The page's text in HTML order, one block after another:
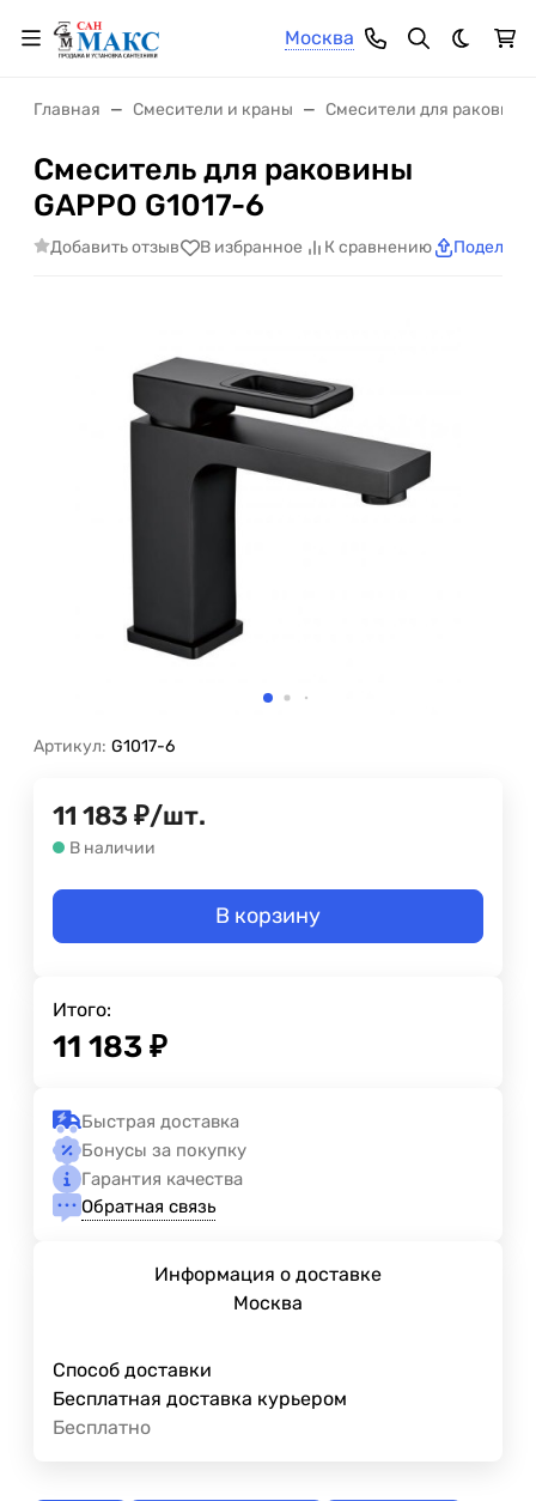
Москва
Темная
Главная Смесители и краны Смесители для раковины
Смеситель для раковины
GAPPO G1017-6
Добавить отзыв В избранное К сравнению
Артикул: G1017-6
11 183 ₽/шт.
В наличии
В корзину
Итого:
11 183 ₽
Быстрая доставка
Бонусы за покупку
Гарантия качества
Обратная связь
Информация о доставке
Москва
Способ доставки
Бесплатная доставка курьером
Бесплатно